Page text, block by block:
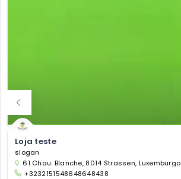
Loja teste
slogan
61 Chau. Blanche, 8014 Strassen, Luxemburgo
+3232151548648648438